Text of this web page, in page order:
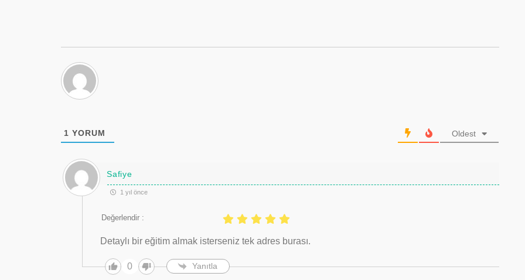
1 YORUM Oldest
Safiye
1 yıl önce
Değerlendir :
Detaylı bir eğitim almak isterseniz tek adres burası.
0 Yanıtla